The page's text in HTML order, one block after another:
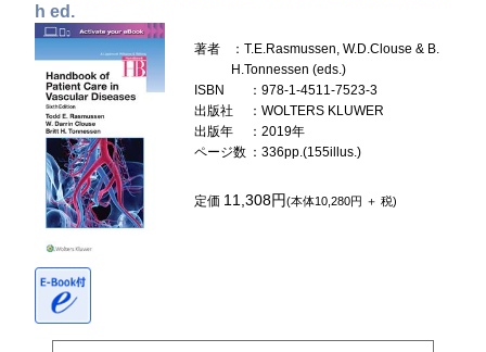
h ed.
著者
：T.E.Rasmussen, W.D.Clouse & B.
H.Tonnessen (eds.)
ISBN
：978-1-4511-7523-3
出版社
：WOLTERS KLUWER
出版年
：2019年
ページ数 ：336pp.(155illus.)
定価 11,308円(本体10,280円 ＋ 税)